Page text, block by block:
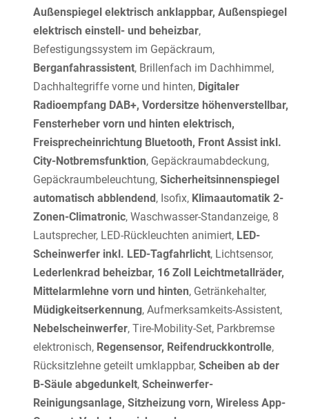
Außenspiegel elektrisch anklappbar, Außenspiegel
elektrisch einstell- und beheizbar,
Befestigungssystem im Gepäckraum,
Berganfahrassistent, Brillenfach im Dachhimmel,
Dachhaltegriffe vorne und hinten, Digitaler
Radioempfang DAB+, Vordersitze höhenverstellbar,
Fensterheber vorn und hinten elektrisch,
Freisprecheinrichtung Bluetooth, Front Assist inkl.
City-Notbremsfunktion, Gepäckraumabdeckung,
Gepäckraumbeleuchtung, Sicherheitsinnenspiegel
automatisch abblendend , Isofix, Klimaautomatik 2-
Zonen-Climatronic, Waschwasser-Standanzeige, 8
Lautsprecher, LED-Rückleuchten animiert, LED-
Scheinwerfer inkl. LED-Tagfahrlicht, Lichtsensor,
Lederlenkrad beheizbar, 16 Zoll Leichtmetallräder,
Mittelarmlehne vorn und hinten, Getränkehalter,
Müdigkeitserkennung, Aufmerksamkeits-Assistent,
Nebelscheinwerfer, Tire-Mobility-Set, Parkbremse
elektronisch, Regensensor, Reifendruckkontrolle,
Rücksitzlehne geteilt umklappbar, Scheiben ab der
B-Säule abgedunkelt, Scheinwerfer-
Reinigungsanlage, Sitzheizung vorn, Wireless App-